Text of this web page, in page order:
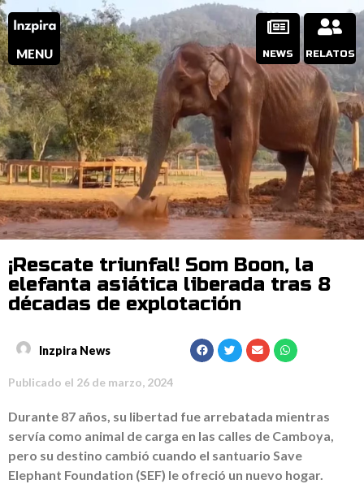
MENU NEWS RELATOS
¡Rescate triunfal! Som Boon, la
elefanta asiática liberada tras 8
décadas de explotación
Inzpira News
Publicado el 26 de marzo, 2024
Durante 87 años, su libertad fue arrebatada mientras
servía como animal de carga en las calles de Camboya,
pero su destino cambió cuando el santuario Save
Elephant Foundation (SEF) le ofreció un nuevo hogar.